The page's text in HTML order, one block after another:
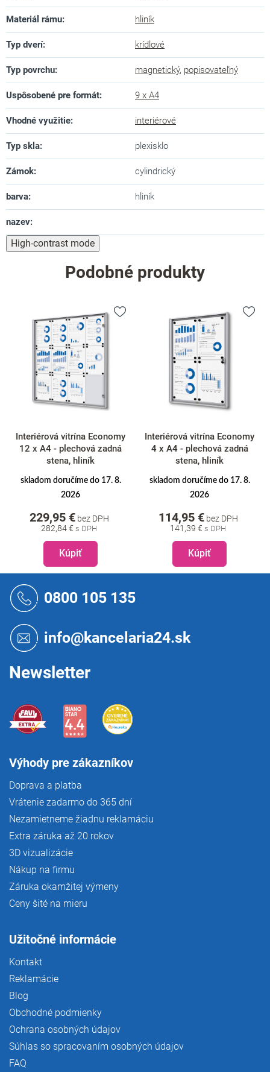
Materiál rámu: hliník
Typ dverí: krídlové
Typ povrchu: magnetický, popisovateľný
Uspôsobené pre formát: 9 x A4
Vhodné využitie: interiérové
Typ skla: plexisklo
Zámok: cylindrický
barva: hliník
nazev:
High-contrast mode
Podobné produkty
Interiérová vitrína Economy
12 x A4 - plechová zadná
stena, hliník
skladom doručíme do 17. 8.
2026
282,84 €
229,95 €bez DPH
Kúpiť
Interiérová vitrína Economy
4 x A4 - plechová zadná
stena, hliník
skladom doručíme do 17. 8.
2026
141,39 €
114,95 €bez DPH
Kúpiť
0800 105 135
info@kancelaria24.sk
Newsletter
Výhody pre zákazníkov
Doprava a platba
Vrátenie zadarmo do 365 dní
Nezamietneme žiadnu reklamáciu
Extra záruka až 20 rokov
3D vizualizácie
Nákup na firmu
Záruka okamžitej výmeny
Ceny šité na mieru
Užitočné informácie
Kontakt
Reklamácie
Blog
Obchodné podmienky
Ochrana osobných údajov
Súhlas so spracovaním osobných údajov
FAQ